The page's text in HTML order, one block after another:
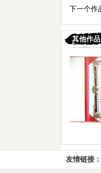
下一个作
其他作品
友情链接：